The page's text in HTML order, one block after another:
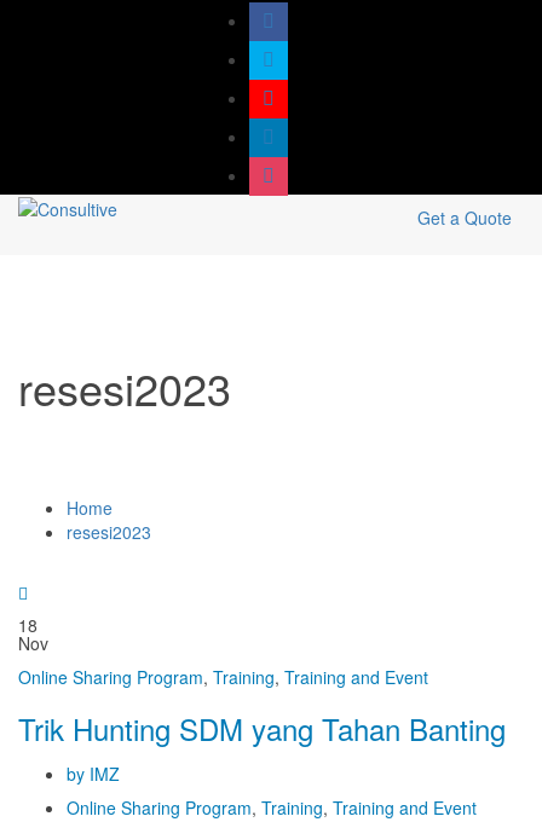
Get a Quote
resesi2023
Home
resesi2023
18
Nov
Online Sharing Program, Training, Training and Event
Trik Hunting SDM yang Tahan Banting
by IMZ
Online Sharing Program, Training, Training and Event